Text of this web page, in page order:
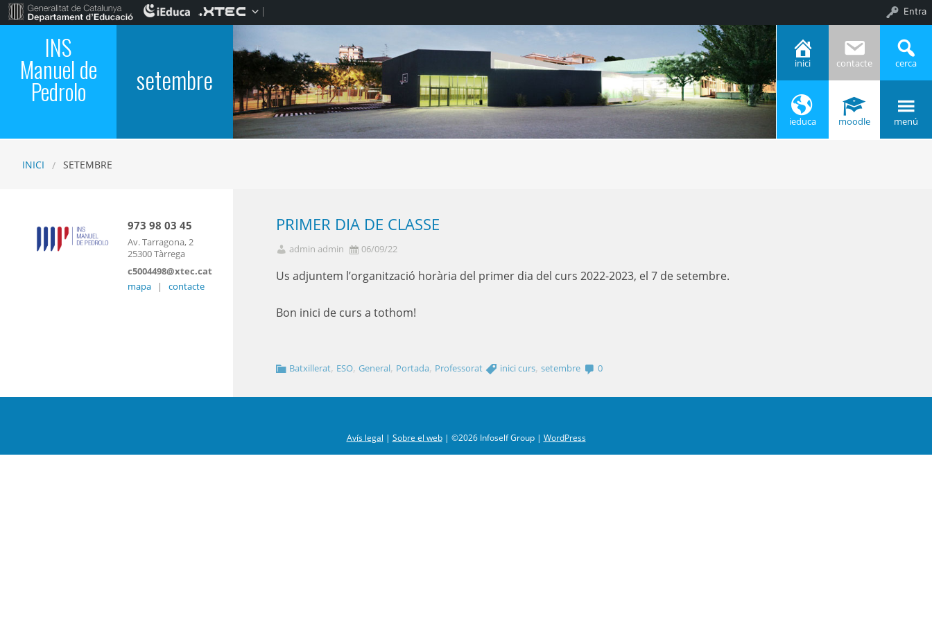
INS
Manuel de
Pedrolo setembre inici contacte cerca
ieduca moodle menú
INICI SETEMBRE
PRIMER DIA DE CLASSE
admin admin 06/09/22
Us adjuntem l’organització horària del primer dia del curs 2022-2023, el 7 de setembre.
Bon inici de curs a tothom!
Batxillerat, ESO, General, Portada, Professorat inici curs,setembre 0
973 98 03 45
Av. Tarragona, 2
25300 Tàrrega
c5004498@xtec.cat
mapa
| contacte
Avís legal | Sobre el web| ©2026 Infoself Group | WordPress
Entra